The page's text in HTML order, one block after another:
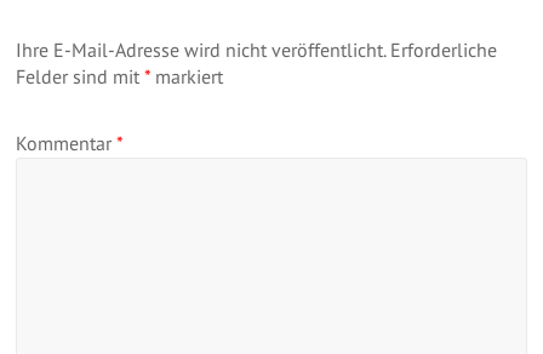
Ihre E-Mail-Adresse wird nicht veröffentlicht. Erforderliche
Felder sind mit* markiert
Kommentar*